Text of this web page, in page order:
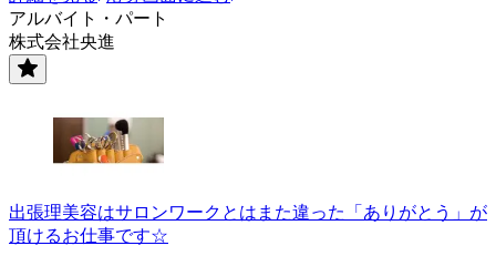
アルバイト・パート
株式会社央進
出張理美容はサロンワークとはまた違った「ありがとう」が
頂けるお仕事です☆